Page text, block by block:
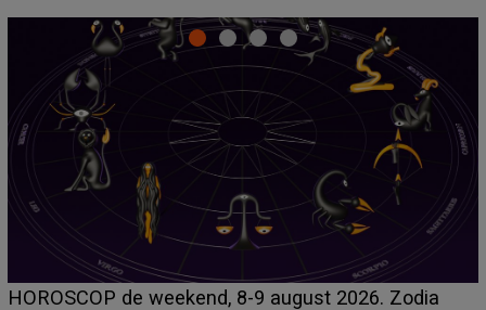
Emanuel a ținut ACEST DETALIU ASCUNS până